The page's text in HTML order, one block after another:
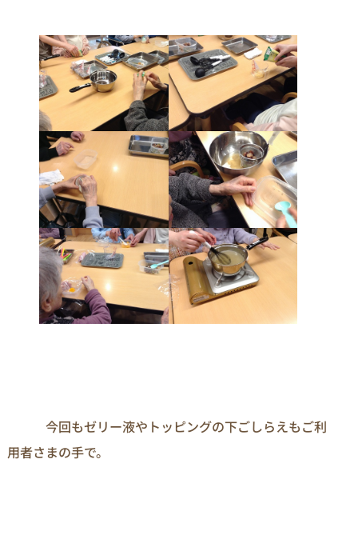
今回もゼリー液やトッピングの下ごしらえもご利
用者さまの手で。